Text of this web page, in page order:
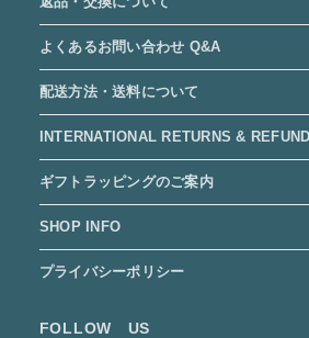
よくあるお問い合わせ Q&A
配送方法・送料について
INTERNATIONAL RETURNS &
ギフトラッピングのご案内
SHOP INFO
プライバシーポリシー
FOLLOW US